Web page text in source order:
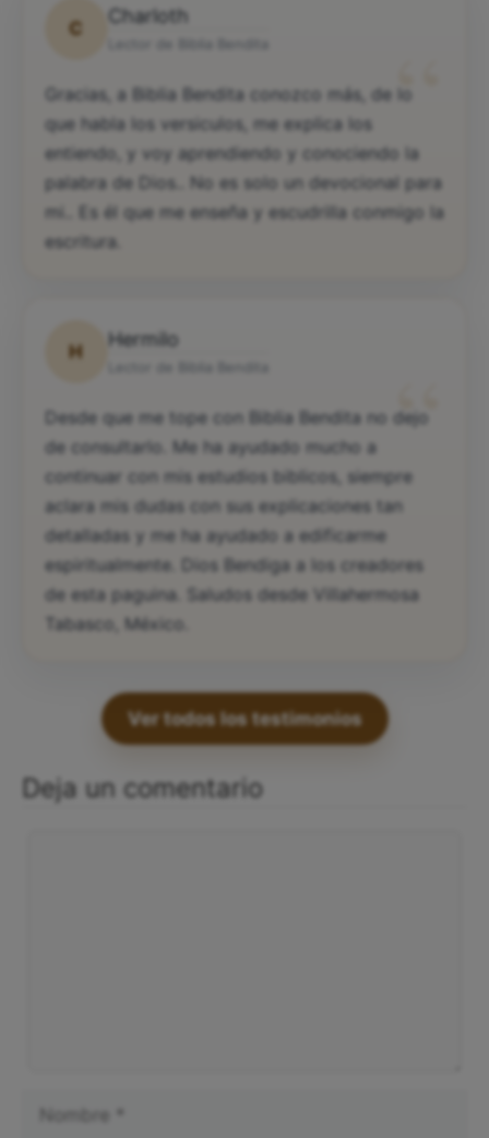
C
Charloth
“
Gracias, a Biblia Bendita conozco más, de lo
que habla los versiculos, me explica los
entiendo, y voy aprendiendo y conociendo la
palabra de Dios.. No es solo un devocional para
mi.. Es él que me enseña y escudrilla conmigo la
escritura.
H
Hermilo
“
Desde que me tope con Biblia Bendita no dejo
de consultarlo. Me ha ayudado mucho a
continuar con mis estudios biblicos, siempre
aclara mis dudas con sus explicaciones tan
detalladas y me ha ayudado a edificarme
espiritualmente. Dios Bendiga a los creadores
de esta paguina. Saludos desde Villahermosa
Tabasco, México.
Ver todos los testimonios
Deja un comentario